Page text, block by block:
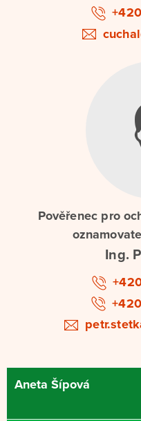
Pověřenec pro
Ing.
Aneta Šípová